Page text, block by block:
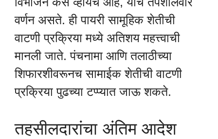
वर्णन असते. ही पायरी सामूहिक शेतीची
वाटणी प्रक्रिया मध्ये अतिशय महत्त्वाची
मानली जाते. पंचनामा आणि तलाठीच्या
शिफारशीवरूनच सामाईक शेतीची वाटणी
प्रक्रिया पुढच्या टप्प्यात जाऊ शकते.
तहसीलदारांचा अंतिम आदेश